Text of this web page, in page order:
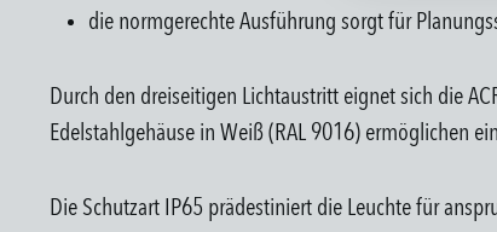
die normgerechte Ausführung sorgt für
Durch den dreiseitigen Lichtaustritt eignet sich die
Edelstahlgehäuse in Weiß (RAL 9016) ermöglichen
Die Schutzart IP65 prädestiniert die Leuchte für